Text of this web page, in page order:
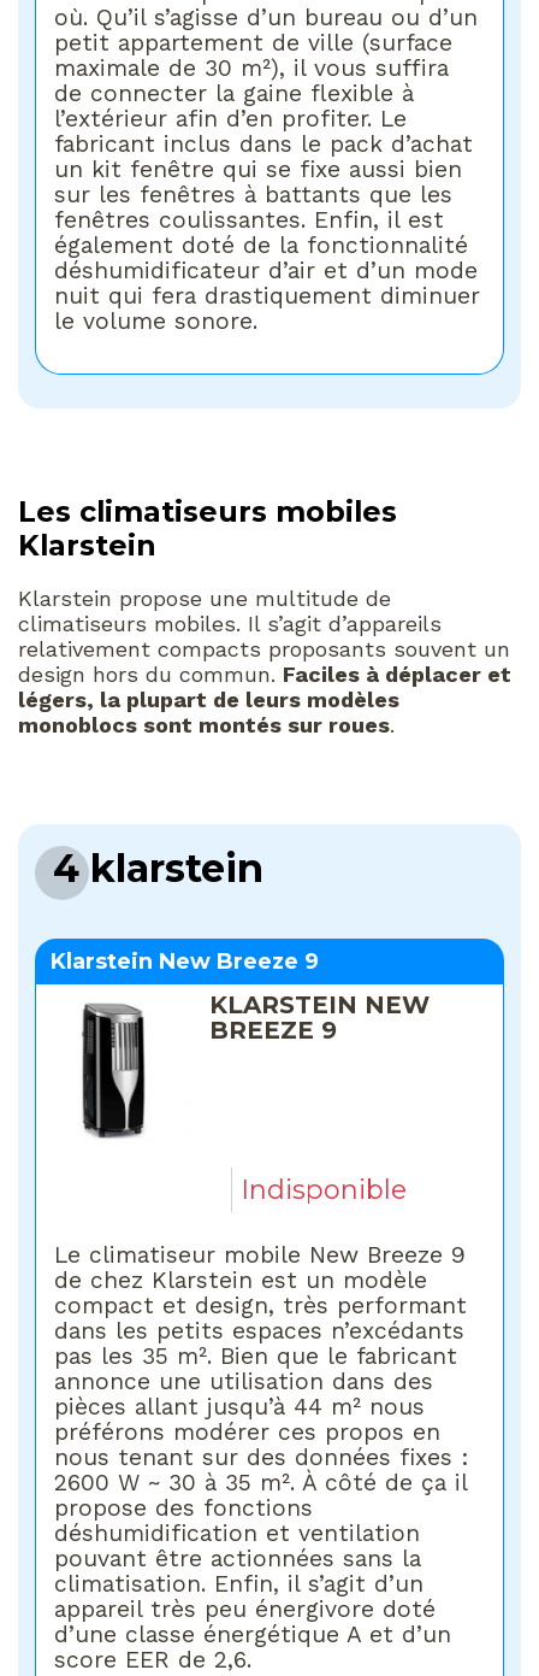
où. Qu’il s’agisse d’un bureau ou d’un
petit appartement de ville (surface
maximale de 30 m²), il vous suffira
de connecter la gaine flexible à
l’extérieur afin d’en profiter. Le
fabricant inclus dans le pack d’achat
un kit fenêtre qui se fixe aussi bien
sur les fenêtres à battants que les
fenêtres coulissantes. Enfin, il est
également doté de la fonctionnalité
déshumidificateur d’air et d’un mode
nuit qui fera drastiquement diminuer
le volume sonore.
Les climatiseurs mobiles
Klarstein
Klarstein propose une multitude de
climatiseurs mobiles. Il s’agit d’appareils
relativement compacts proposants souvent un
design hors du commun. Faciles à déplacer et
légers, la plupart de leurs modèles
monoblocs sont montés sur roues.
4 klarstein
Klarstein New Breeze 9
KLARSTEIN NEW
BREEZE 9
Indisponible
Le climatiseur mobile New Breeze 9
de chez Klarstein est un modèle
compact et design, très performant
dans les petits espaces n’excédants
pas les 35 m². Bien que le fabricant
annonce une utilisation dans des
pièces allant jusqu’à 44 m² nous
préférons modérer ces propos en
nous tenant sur des données fixes :
2600 W ~ 30 à 35 m². À côté de ça il
propose des fonctions
déshumidification et ventilation
pouvant être actionnées sans la
climatisation. Enfin, il s’agit d’un
appareil très peu énergivore doté
d’une classe énergétique A et d’un
score EER de 2,6.